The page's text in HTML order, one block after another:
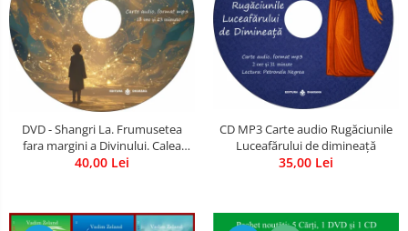
DVD - Shangri La. Frumusetea
fara margini a Divinului. Calea
catre fericire
40,00 Lei
CD MP3 Carte audio Rugăciunile
Luceafărului de dimineață
35,00 Lei